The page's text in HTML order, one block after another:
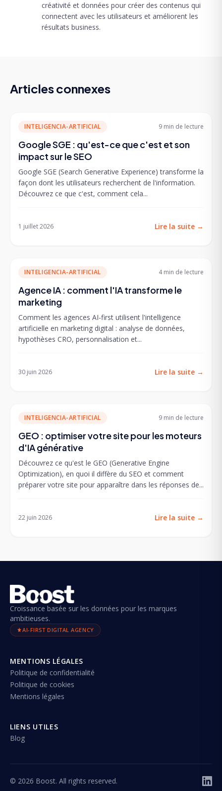
créativité et données pour créer des contenus qui
connectent avec les utilisateurs et améliorent les
résultats business.
Articles connexes
INTELIGENCIA-ARTIFICIAL 9 min de lecture
Google SGE : qu'est-ce que c'est et son
impact sur le SEO
Google SGE (Search Generative Experience) transforme la
façon dont les utilisateurs recherchent de l'information.
Découvrez ce que c'est, comment cela...
1 juillet 2026 Lire la suite →
INTELIGENCIA-ARTIFICIAL 4 min de lecture
Agence IA : comment l'IA transforme le
marketing
Comment les agences AI-first utilisent l'intelligence
artificielle en marketing digital : analyse de données,
hypothèses CRO, personnalisation et...
30 juin 2026 Lire la suite →
INTELIGENCIA-ARTIFICIAL 9 min de lecture
GEO : optimiser votre site pour les moteurs
d'IA générative
Découvrez ce qu'est le GEO (Generative Engine
Optimization), en quoi il diffère du SEO et comment
préparer votre site pour apparaître dans les réponses de...
22 juin 2026 Lire la suite →
Croissance basée sur les données pour les marques
ambitieuses.
AI-FIRST DIGITAL AGENCY
MENTIONS LÉGALES
Politique de confidentialité
Politique de cookies
Mentions légales
LIENS UTILES
Blog
© 2026 Boost. All rights reserved.